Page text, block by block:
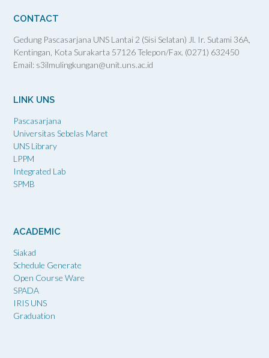
CONTACT
Gedung Pascasarjana UNS Lantai 2 (Sisi Selatan) Jl. Ir. Sutami 36A,
Kentingan, Kota Surakarta 57126 Telepon/Fax. (0271) 632450
Email: s3ilmulingkungan@unit.uns.ac.id
LINK UNS
Pascasarjana
Universitas Sebelas Maret
UNS Library
LPPM
Integrated Lab
SPMB
ACADEMIC
Siakad
Schedule Generate
Open Course Ware
SPADA
IRIS UNS
Graduation